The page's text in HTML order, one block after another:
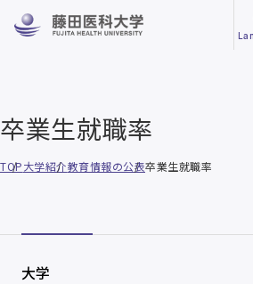
卒業生就職率
TOP大学紹介教育情報の公表卒業生就職率
大学